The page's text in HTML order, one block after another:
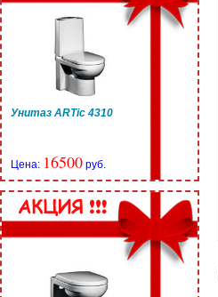
Унитаз ARTic 4310
Цена: 16500 руб.